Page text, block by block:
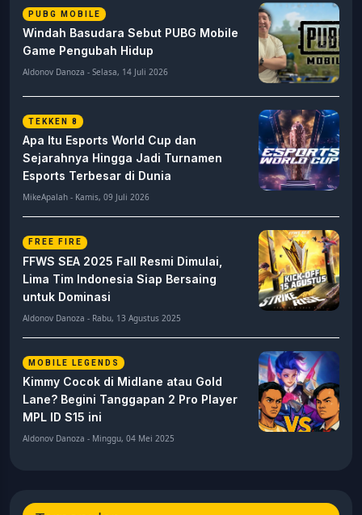
PUBG MOBILE
Windah Basudara Sebut PUBG Mobile
Game Pengubah Hidup
Aldonov Danoza - Selasa, 14 Juli 2026
TEKKEN 8
Apa Itu Esports World Cup dan
Sejarahnya Hingga Jadi Turnamen
Esports Terbesar di Dunia
MikeApalah - Kamis, 09 Juli 2026
FREE FIRE
FFWS SEA 2025 Fall Resmi Dimulai,
Lima Tim Indonesia Siap Bersaing
untuk Dominasi
Aldonov Danoza - Rabu, 13 Agustus 2025
MOBILE LEGENDS
Kimmy Cocok di Midlane atau Gold
Lane? Begini Tanggapan 2 Pro Player
MPL ID S15 ini
Aldonov Danoza - Minggu, 04 Mei 2025